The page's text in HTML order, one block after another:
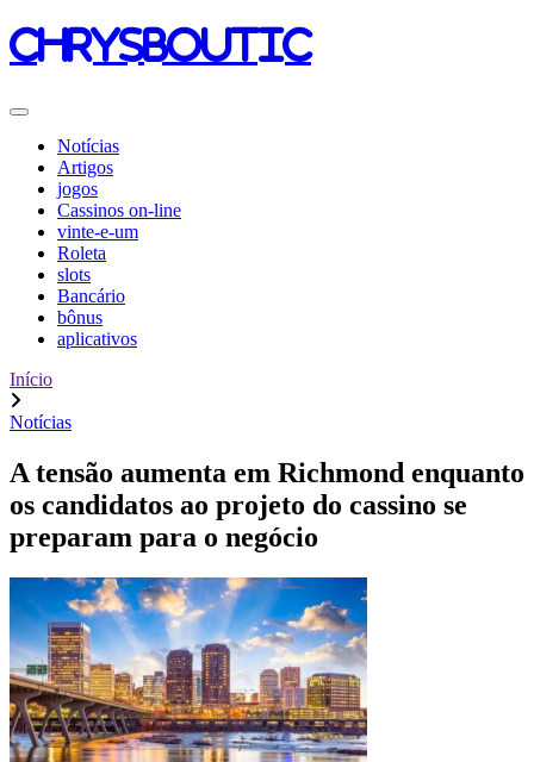
chrysboutic
Notícias
Artigos
jogos
Cassinos on-line
vinte-e-um
Roleta
slots
Bancário
bônus
aplicativos
Início
Notícias
A tensão aumenta em Richmond enquanto
os candidatos ao projeto do cassino se
preparam para o negócio